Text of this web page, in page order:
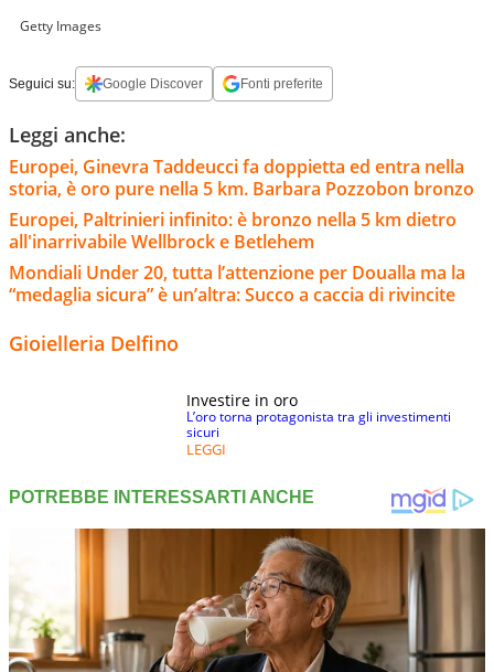
Getty Images
Seguici su: Google Discover Fonti preferite
Leggi anche:
Europei, Ginevra Taddeucci fa doppietta ed entra nella
storia, è oro pure nella 5 km. Barbara Pozzobon bronzo
Europei, Paltrinieri infinito: è bronzo nella 5 km dietro
all'inarrivabile Wellbrock e Betlehem
Mondiali Under 20, tutta l’attenzione per Doualla ma la
“medaglia sicura” è un’altra: Succo a caccia di rivincite
Gioielleria Delfino
Investire in oro
L’oro torna protagonista tra gli investimenti
sicuri
LEGGI